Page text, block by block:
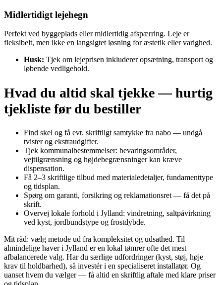
Midlertidigt lejehegn
Perfekt ved byggeplads eller midlertidig afspærring. Leje er
fleksibelt, men ikke en langsigtet løsning for æstetik eller varighed.
Husk: Tjek om lejeprisen inkluderer opsætning, transport og
løbende vedligehold.
Hvad du altid skal tjekke — hurtig
tjekliste før du bestiller
Find skel og få evt. skriftligt samtykke fra nabo — undgå
tvister og ekstraudgifter.
Tjek kommunalbestemmelser: bevaringsområder,
vejtilgrænsning og højdebegrænsninger kan kræve
dispensation.
Få 2–3 skriftlige tilbud med materialedetaljer, fundamenttype
og tidsplan.
Spørg om garanti, forsikring og reklamationsret — få det på
skrift.
Overvej lokale forhold i Jylland: vindretning, saltpåvirkning
ved kyst, jordbundstype og frostdybde.
Mit råd: vælg metode ud fra kompleksitet og udsathed. Til
almindelige haver i Jylland er en lokal tømrer ofte det mest
afbalancerede valg. Har du særlige udfordringer (kyst, støj, høje
krav til holdbarhed), så investér i en specialiseret installatør. Og
uanset hvem du vælger — få altid en skriftlig aftale med klare priser